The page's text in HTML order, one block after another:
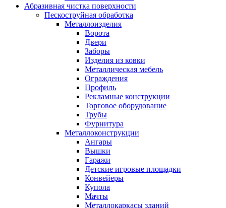
Абразивная чистка поверхности
Пескоструйная обработка
Металлоизделия
Ворота
Двери
Заборы
Изделия из ковки
Металлическая мебель
Ограждения
Профиль
Рекламные конструкции
Торговое оборудование
Трубы
Фурнитура
Металлоконструкции
Ангары
Вышки
Гаражи
Детские игровые площадки
Конвейеры
Купола
Мачты
Металлокаркасы зданий